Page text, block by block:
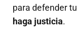
para defender
haga justicia.